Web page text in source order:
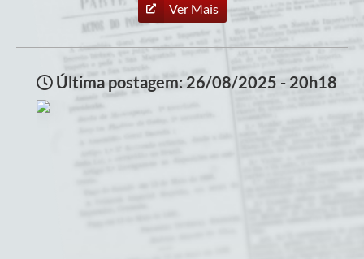
Ver Mais
Última postagem: 26/08/2025 - 20h18